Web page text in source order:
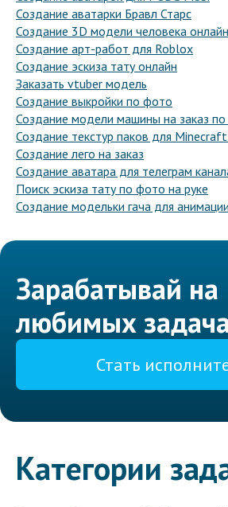
Создание аватарки Бравл Старс
Создание 3D модели человека онлайн
Создание арт-работ для Roblox
Создание эскиза тату онлайн
Заказать vtuber модель
Создание выкройки по фото
Создание модели машины на заказ
Создание текстур паков для
Создание лего на заказ
Создание аватара для телеграм
Поиск эскиза тату по фото на руке
Создание модельки гача для анимации
Зарабатывай на
любимых
Стать
Категории